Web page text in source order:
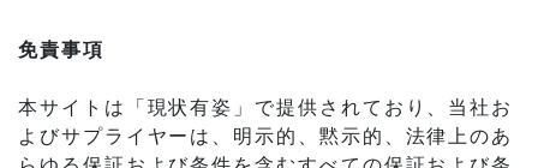
免責事項
本サイトは「現状有姿」で提供されており、当社お
よびサプライヤーは、明示的、黙示的、法律上のあ